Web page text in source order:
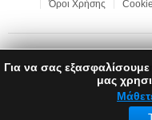
Όροι Χρήσης
Copyright © 2017
Για να σας εξασφαλίσουμε
μας